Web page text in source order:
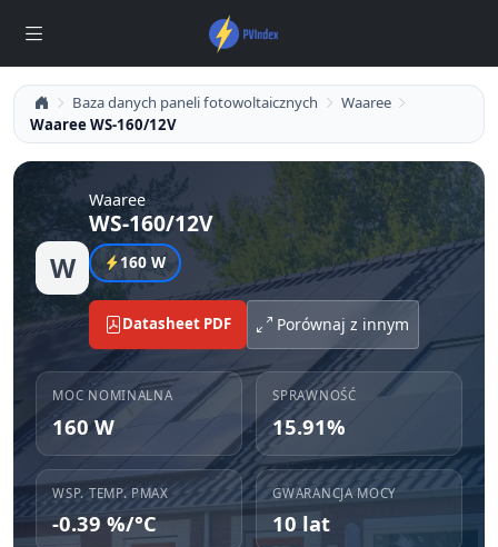
Baza danych paneli fotowoltaicznych
Waaree
Waaree WS-160/12V
W
Waaree
WS-160/12V
160 W
Datasheet PDF Porównaj z innym
MOC NOMINALNA
160 W
SPRAWNOŚĆ
15.91%
WSP. TEMP. PMAX
-0.39 %/°C
GWARANCJA MOCY
10 lat